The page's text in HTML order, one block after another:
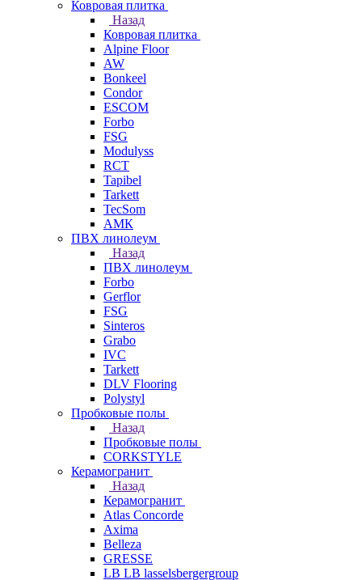
Ковровая плитка
Назад
Ковровая плитка
Alpine Floor
AW
Bonkeel
Condor
ESCOM
Forbo
FSG
Modulyss
RCT
Tapibel
Tarkett
TecSom
АМК
ПВХ линолеум
Назад
ПВХ линолеум
Forbo
Gerflor
FSG
Sinteros
Grabo
IVC
Tarkett
DLV Flooring
Polystyl
Пробковые полы
Назад
Пробковые полы
CORKSTYLE
Керамогранит
Назад
Керамогранит
Atlas Concorde
Axima
Belleza
GRESSE
LB LB lasselsbergergroup